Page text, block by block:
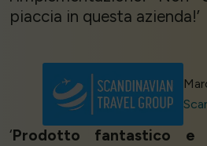
piaccia in questa azienda!’
‘Prodotto fantastico e